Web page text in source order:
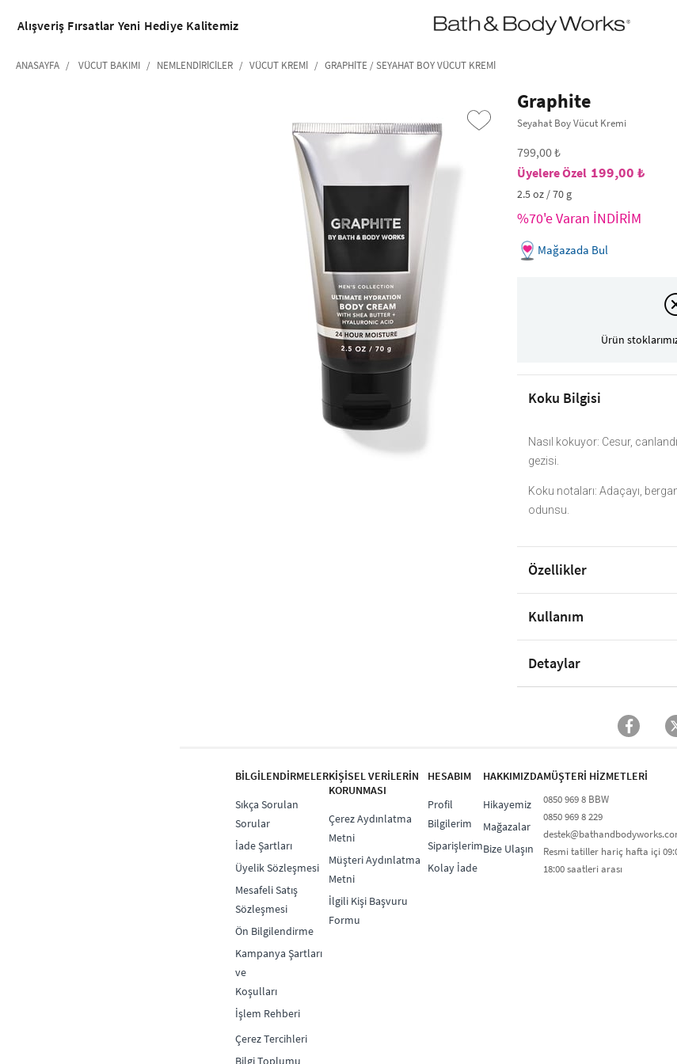
•2200₺ ve Üzeri Kargo Ücretsiz!•
*Promosyon Detayları
Alışveriş Fırsatlar Yeni Hediye Kalitemiz
ANASAYFA VÜCUT BAKIMI NEMLENDIRICILER VÜCUT KREMI GRAPHITE / SEYAHAT BOY VÜCUT KREMI
Graphite
Seyahat Boy Vücut Kremi
799,00 ₺
199,00 ₺
2.5 oz / 70 g
%70'e Varan İNDİRİM
Mağazada Bul
Ürün
Koku Bilgisi
Nasıl kokuyor: Cesur,
gezisi.
Koku notaları: Adaçayı,
odunsu.
Özellikler
Kullanım
Detaylar
BİLGİLENDİRMELER
Sıkça Sorulan
Sorular
İade Şartları
Üyelik Sözleşmesi
Mesafeli Satış
Sözleşmesi
Ön Bilgilendirme
Kampanya Şartları
ve
Koşulları
İşlem Rehberi
Çerez Tercihleri
KİŞİSEL VERİLERİN
KORUNMASI
Çerez Aydınlatma
Metni
Müşteri Aydınlatma
Metni
İlgili Kişi Başvuru
Formu
HESABIM
Profil
Bilgilerim
Siparişlerim
Kolay İade
HAKKIMIZDA
Hikayemiz
Mağazalar
Bize Ulaşın
MÜŞTERİ HİZMETLERİ​
0850 969 8 BBW​
0850 969 8 229​​
Resmi tatiller hariç hafta içi
18:00 saatleri arası​